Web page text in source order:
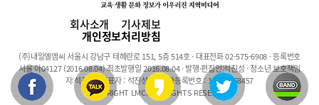
회사소개 기사제보
개인정보처리방침
(주)내일엘엠씨 서울시 강남구 테헤란로 151, 5층 514호 · 대표전화 02-575-6908 · 등록번호
서울 아04127 (2016.08.04) 최초발행일 2016.08.04 · 발행·편집인:석진성 · 청소년 보호책임
자:석진성 · 대표자 : 석진성 · 사업자등록번호 : 101-86-68457
COPYRIGHT LMC. ALL RIGHTS RESERVED.